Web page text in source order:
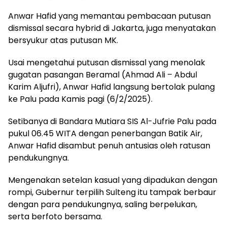
Anwar Hafid yang memantau pembacaan putusan
dismissal secara hybrid di Jakarta, juga menyatakan
bersyukur atas putusan MK.
Usai mengetahui putusan dismissal yang menolak
gugatan pasangan Beramal (Ahmad Ali – Abdul
Karim Aljufri), Anwar Hafid langsung bertolak pulang
ke Palu pada Kamis pagi (6/2/2025).
Setibanya di Bandara Mutiara SIS Al-Jufrie Palu pada
pukul 06.45 WITA dengan penerbangan Batik Air,
Anwar Hafid disambut penuh antusias oleh ratusan
pendukungnya.
Mengenakan setelan kasual yang dipadukan dengan
rompi, Gubernur terpilih Sulteng itu tampak berbaur
dengan para pendukungnya, saling berpelukan,
serta berfoto bersama.